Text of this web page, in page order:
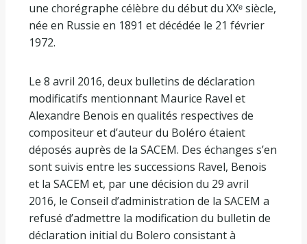
une chorégraphe célèbre du début du XXᵉ siècle,
née en Russie en 1891 et décédée le 21 février
1972.
Le 8 avril 2016, deux bulletins de déclaration
modificatifs mentionnant Maurice Ravel et
Alexandre Benois en qualités respectives de
compositeur et d’auteur du Boléro étaient
déposés auprès de la SACEM. Des échanges s’en
sont suivis entre les successions Ravel, Benois
et la SACEM et, par une décision du 29 avril
2016, le Conseil d’administration de la SACEM a
refusé d’admettre la modification du bulletin de
déclaration initial du Bolero consistant à